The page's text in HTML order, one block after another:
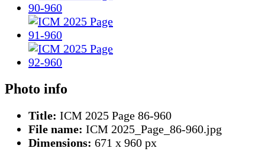
Photo info
Title: ICM 2025 Page 86-960
File name: ICM 2025_Page_86-960.jpg
Dimensions: 671 x 960 px